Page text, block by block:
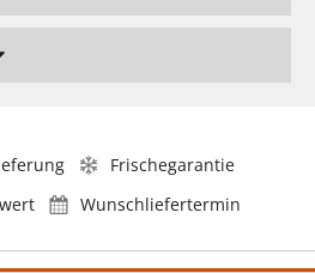
Frischegarantie
Wunschliefertermin